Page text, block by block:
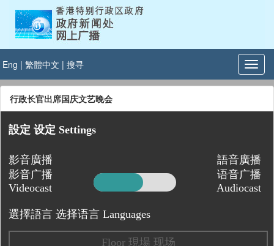
Eng | 繁體中文 | 搜寻
行政长官出席国庆文艺晚会